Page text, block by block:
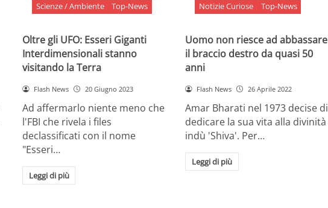
Scienze / Ambiente Top-News
Oltre gli UFO: Esseri Giganti
Interdimensionali stanno
visitando la Terra
Flash News 20 Giugno 2023
Ad affermarlo niente meno che
l'FBI che rivela i files
declassificati con il nome
"Esseri…
Leggi di più
Notizie Curiose Top-News
Uomo non riesce ad abbassare
il braccio destro da quasi 50
anni
Flash News 26 Aprile 2022
Amar Bharati nel 1973 decise di
dedicare la sua vita alla divinità
indù 'Shiva'. Per…
Leggi di più